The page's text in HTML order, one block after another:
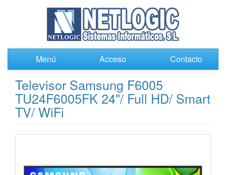
Menú Acceso Contacto
Televisor Samsung F6005
TU24F6005FK 24"/ Full HD/ Smart
TV/ WiFi